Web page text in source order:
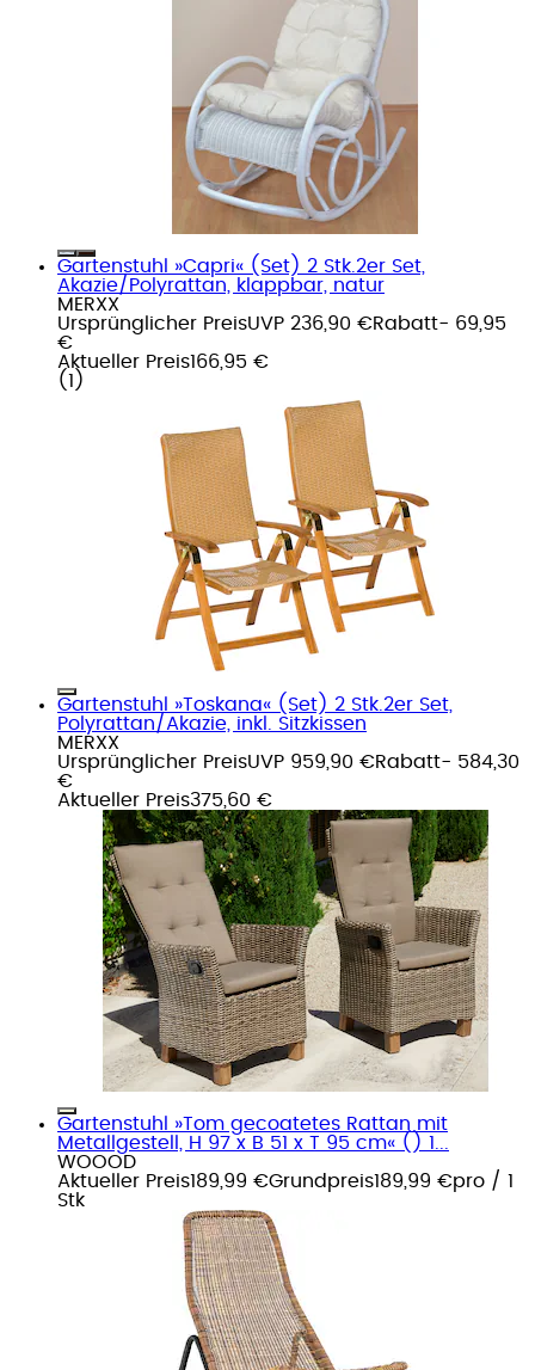
Gartenstuhl »Capri« (Set) 2 Stk.2er Set,
Akazie/Polyrattan, klappbar, natur
MERXX
Ursprünglicher PreisUVP 236,90 €Rabatt- 69,95
€
Aktueller Preis166,95 €
( 1 )
Gartenstuhl »Toskana« (Set) 2 Stk.2er Set,
Polyrattan/Akazie, inkl. Sitzkissen
MERXX
Ursprünglicher PreisUVP 959,90 €Rabatt- 584,30
€
Aktueller Preis375,60 €
Gartenstuhl »Tom gecoatetes Rattan mit
Metallgestell, H 97 x B 51 x T 95 cm« () 1...
WOOOD
Aktueller Preis189,99 €Grundpreis189,99 €pro / 1
Stk